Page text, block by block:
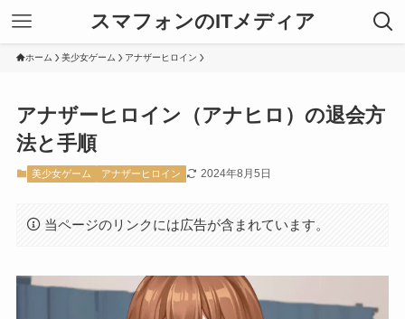
スマフォンのITメディア
ホーム 美少女ゲーム アナザーヒロイン
アナザーヒロイン（アナヒロ）の退会方
法と手順
美少女ゲーム アナザーヒロイン 2024年8月5日
当ページのリンクには広告が含まれています。